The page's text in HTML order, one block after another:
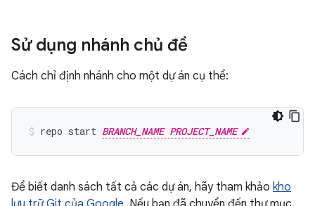
Sử dụng nhánh chủ đề
Cách chỉ định nhánh cho một dự án cụ thể:
repo start BRANCH_NAME PROJECT_NAME
Để biết danh sách tất cả các dự án, hãy tham khảo kho